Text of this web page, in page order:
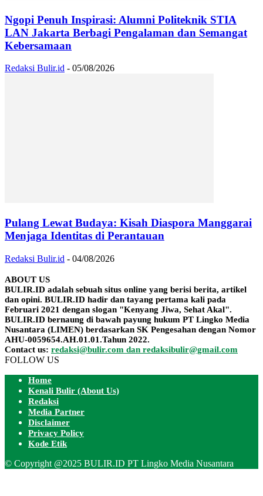
Ngopi Penuh Inspirasi: Alumni Politeknik STIA
LAN Jakarta Berbagi Pengalaman dan Semangat
Kebersamaan
Redaksi Bulir.id - 05/08/2026
Pulang Lewat Budaya: Kisah Diaspora Manggarai
Menjaga Identitas di Perantauan
Redaksi Bulir.id - 04/08/2026
ABOUT US
BULIR.ID adalah sebuah situs online yang berisi berita, artikel
dan opini. BULIR.ID hadir dan tayang pertama kali pada
Februari 2021 dengan slogan "Kenyang Jiwa, Sehat Akal".
BULIR.ID bernaung di bawah payung hukum PT Lingko Media
Nusantara (LIMEN) berdasarkan SK Pengesahan dengan Nomor
AHU-0059654.AH.01.01.Tahun 2022.
Contact us: redaksi@bulir.com dan redaksibulir@gmail.com
FOLLOW US
Home
Kenali Bulir (About Us)
Redaksi
Media Partner
Disclaimer
Privacy Policy
Kode Etik
© Copyright @2025 BULIR.ID PT Lingko Media Nusantara